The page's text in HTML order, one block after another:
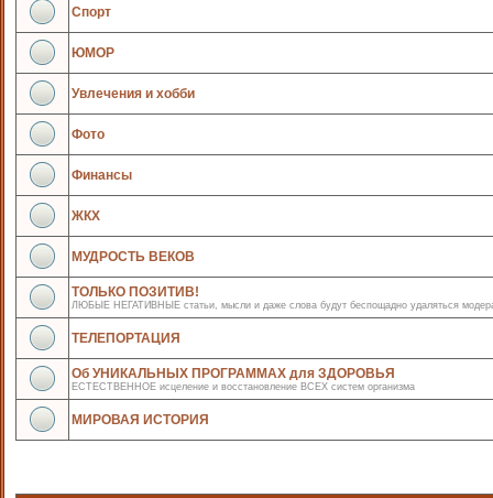
Спорт
ЮМОР
Увлечения и хобби
Фото
Финансы
ЖКХ
МУДРОСТЬ ВЕКОВ
ТОЛЬКО ПОЗИТИВ!
ЛЮБЫЕ НЕГАТИВНЫЕ статьи, мысли и даже слова будут беспощадно удаляться
ТЕЛЕПОРТАЦИЯ
Об УНИКАЛЬНЫХ ПРОГРАММАХ для ЗДОРОВЬЯ
ЕСТЕСТВЕННОЕ исцеление и восстановление ВСЕХ систем организма
МИРОВАЯ ИСТОРИЯ